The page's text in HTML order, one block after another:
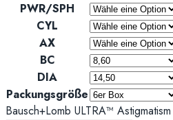
PWR/SPH
CYL
AX
BC
DIA
Packungsgröße
Bausch+Lomb ULTRA™